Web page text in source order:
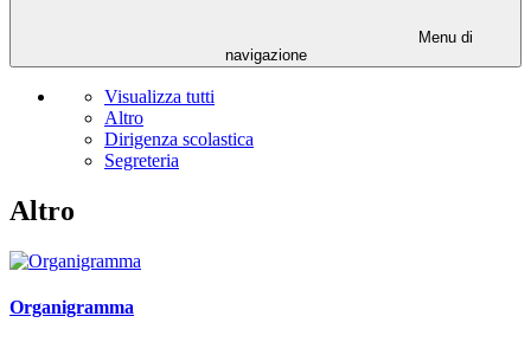
Menu di
navigazione
Visualizza tutti
Altro
Dirigenza scolastica
Segreteria
Altro
Organigramma